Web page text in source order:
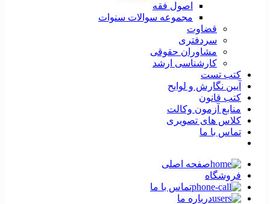
اصول فقه
مجموعه سوالات سنوات
قضاوت
سردفتری
مشاوران حقوقی
کارشناسی ارشد
کتب تست
آیین نگارش و لوایح
کتب قانون
منابع آزمون وکالت
کلاس های تصویری
تماس با ما
صفحه اصلی
فروشگاه
تماس با ما
درباره ما